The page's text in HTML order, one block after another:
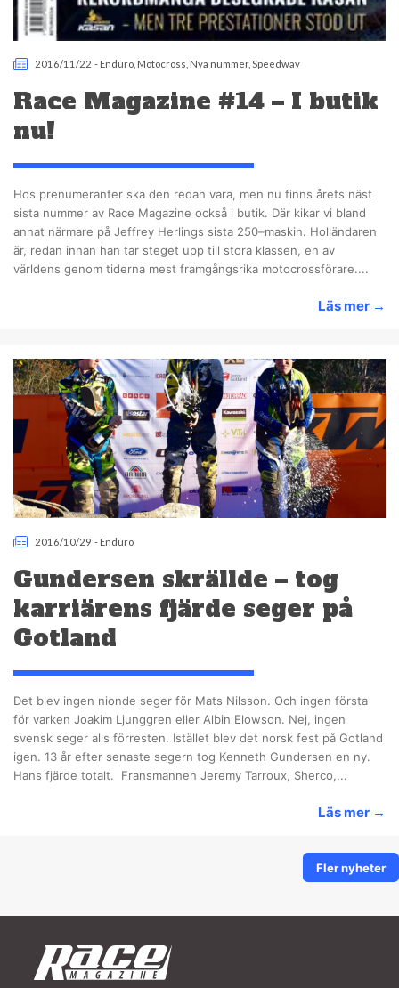
2016/11/22 - Enduro Motocross Nya nummer,Speedway
Race Magazine #14 – I butik
nu!
Hos prenumeranter ska den redan vara, men nu finns årets näst
sista nummer av Race Magazine också i butik. Där kikar vi bland
annat närmare på Jeffrey Herlings sista 250–maskin. Holländaren
är, redan innan han tar steget upp till stora klassen, en av
världens genom tiderna mest framgångsrika motocrossförare....
Läs mer →
2016/10/29 - Enduro
Gundersen skrällde – tog
karriärens fjärde seger på
Gotland
Det blev ingen nionde seger för Mats Nilsson. Och ingen första
för varken Joakim Ljunggren eller Albin Elowson. Nej, ingen
svensk seger alls förresten. Istället blev det norsk fest på Gotland
igen. 13 år efter senaste segern tog Kenneth Gundersen en ny.
Hans fjärde totalt. Fransmannen Jeremy Tarroux, Sherco,...
Läs mer →
Fler nyheter